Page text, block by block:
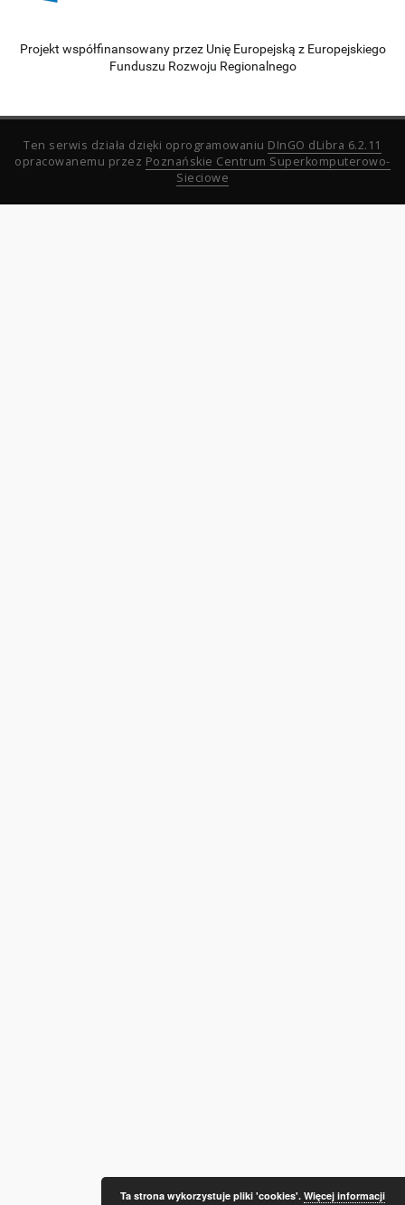
Projekt współfinansowany przez Unię Europejską z Europejskiego
Funduszu Rozwoju Regionalnego
Ten serwis działa dzięki oprogramowaniu DInGO dLibra 6.2.11
opracowanemu przez Poznańskie Centrum Superkomputerowo-
Sieciowe
Ta strona wykorzystuje pliki 'cookies'. Więcej informacji